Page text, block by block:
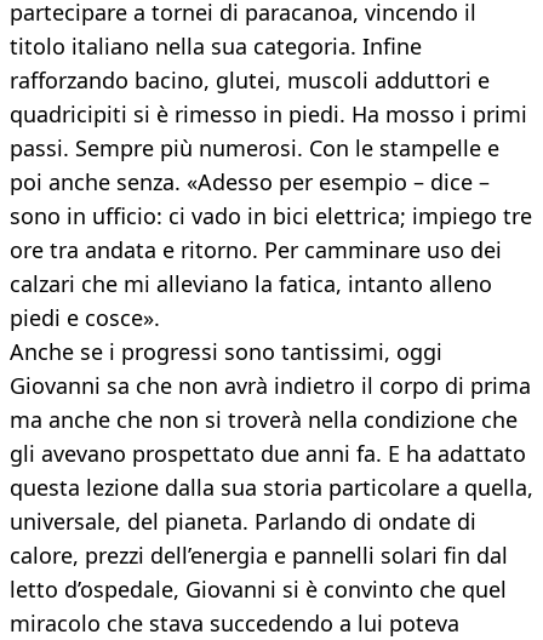
partecipare a tornei di paracanoa, vincendo il
titolo italiano nella sua categoria. Infine
rafforzando bacino, glutei, muscoli adduttori e
quadricipiti si è rimesso in piedi. Ha mosso i primi
passi. Sempre più numerosi. Con le stampelle e
poi anche senza. «Adesso per esempio – dice –
sono in ufficio: ci vado in bici elettrica; impiego tre
ore tra andata e ritorno. Per camminare uso dei
calzari che mi alleviano la fatica, intanto alleno
piedi e cosce».
Anche se i progressi sono tantissimi, oggi
Giovanni sa che non avrà indietro il corpo di prima
ma anche che non si troverà nella condizione che
gli avevano prospettato due anni fa. E ha adattato
questa lezione dalla sua storia particolare a quella,
universale, del pianeta. Parlando di ondate di
calore, prezzi dell’energia e pannelli solari fin dal
letto d’ospedale, Giovanni si è convinto che quel
miracolo che stava succedendo a lui poteva